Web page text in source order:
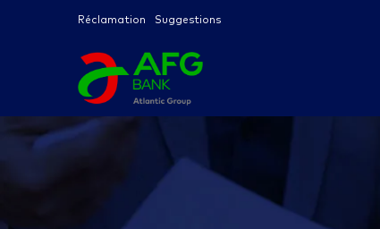
Réclamation Suggestions